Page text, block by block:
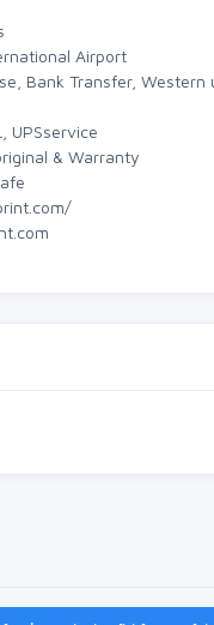
Airport
Bank Transfer, Western
UPSservice
& Warranty